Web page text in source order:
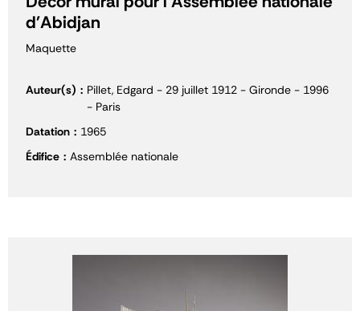
d'Abidjan
Maquette
Auteur(s)
Pillet, Edgard - 29 juillet 1912 - Gironde - 1996
- Paris
Datation
1965
Édifice
Assemblée nationale